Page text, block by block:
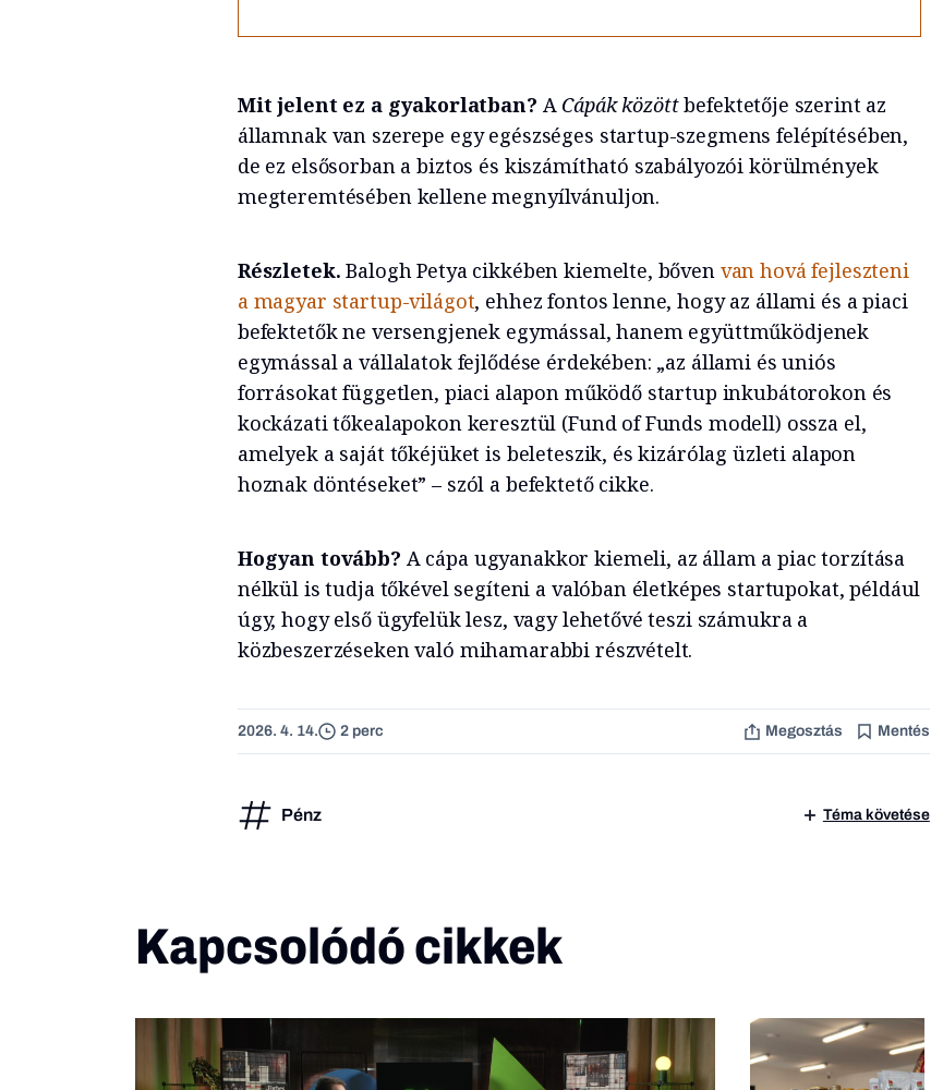
Mit jelent ez a gyakorlatban? A Cápák közöttbefektetője szerint az
államnak van szerepe egy egészséges startup-szegmens felépítésében,
de ez elsősorban a biztos és kiszámítható szabályozói körülmények
megteremtésében kellene megnyílvánuljon.
Részletek.Balogh Petya cikkében kiemelte, bőven van hová fejleszteni
a magyar startup-világot, ehhez fontos lenne, hogy az állami és a piaci
befektetők ne versengjenek egymással, hanem együttműködjenek
egymással a vállalatok fejlődése érdekében: „az állami és uniós
forrásokat független, piaci alapon működő startup inkubátorokon és
kockázati tőkealapokon keresztül (Fund of Funds modell) ossza el,
amelyek a saját tőkéjüket is beleteszik, és kizárólag üzleti alapon
hoznak döntéseket” – szól a befektető cikke.
Hogyan tovább? A cápa ugyanakkor kiemeli, az állam a piac torzítása
nélkül is tudja tőkével segíteni a valóban életképes startupokat, például
úgy, hogy első ügyfelük lesz, vagy lehetővé teszi számukra a
közbeszerzéseken való mihamarabbi részvételt.
2026. 4. 14. 2 perc Megosztás Mentés
Pénz Téma követése
Kapcsolódó cikkek